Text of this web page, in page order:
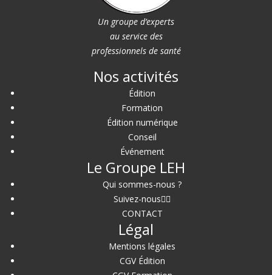
Un groupe d’experts
au service des
professionnels de santé
Nos activités
Édition
Formation
Édition numérique
Conseil
Événement
Le Groupe LEH
Qui sommes-nous ?
Suivez-nous
CONTACT
Légal
Mentions légales
CGV Édition